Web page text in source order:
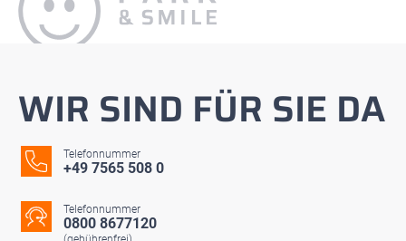
WIR SIND FÜR SIE DA
Telefonnummer
+49 7565 508 0
Telefonnummer
0800 8677120